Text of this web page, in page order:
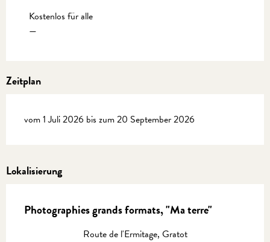
Kostenlos für alle
—
Zeitplan
vom 1 Juli 2026 bis zum 20 September 2026
Lokalisierung
Photographies grands formats, "Ma terre"
Route de l'Ermitage, Gratot